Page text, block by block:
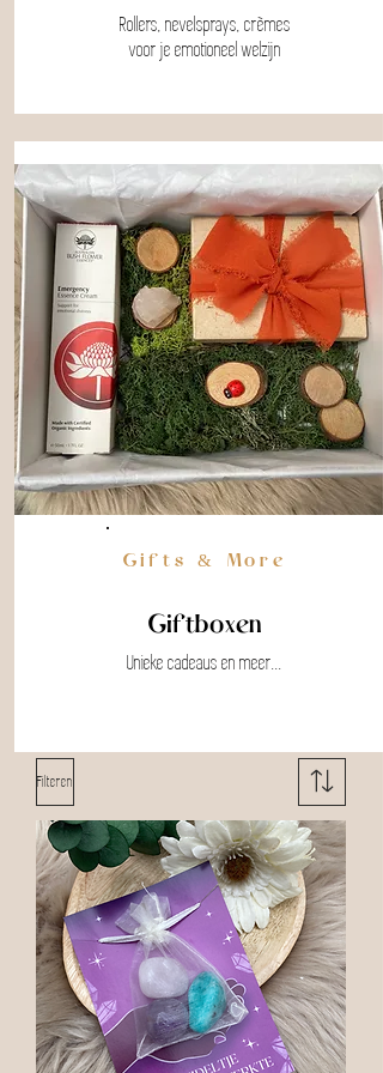
Rollers, nevelsprays, crèmes
voor je emotioneel welzijn
Gifts & More
Giftboxen
Unieke cadeaus en meer...
Filteren